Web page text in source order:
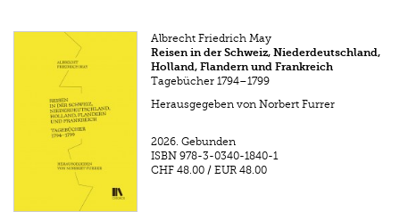
Albrecht Friedrich May
Reisen in der Schweiz, Niederdeutschland,
Holland, Flandern und Frankreich
Tagebücher 1794–1799
Herausgegeben von Norbert Furrer
2026. Gebunden
ISBN 978-3-0340-1840-1
CHF 48.00 /EUR 48.00